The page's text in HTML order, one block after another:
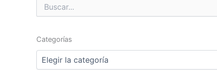
Buscar
por:
Categorías
Categorías